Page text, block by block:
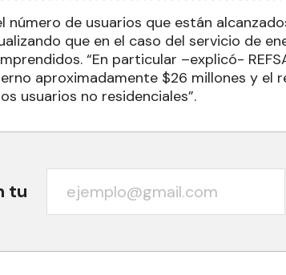
número de usuarios que están
que en el caso del servicio de
“En particular –explicó-
aproximadamente $26 millones y el
usuarios no residenciales”.
tu